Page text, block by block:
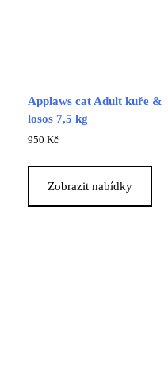
Applaws cat Adult kuře &
losos 7,5 kg
950 Kč
Zobrazit nabídky